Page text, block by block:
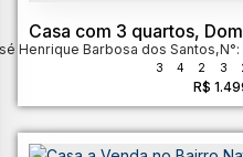
Casa com 3 quartos,
R$
Henrique Barbosa dos Santos,N°:
3 4 2 3